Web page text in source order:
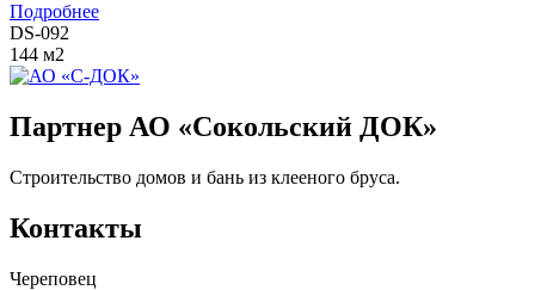
Подробнее
DS-092
144 м2
Партнер АО «Сокольский ДОК»
Строительство домов и бань из клееного бруса.
Контакты
Череповец